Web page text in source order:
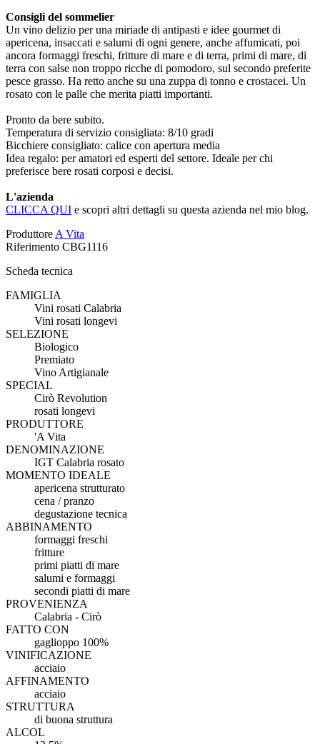
Consigli del sommelier
Un vino delizio per una miriade di antipasti e idee gourmet di
apericena, insaccati e salumi di ogni genere, anche affumicati, poi
ancora formaggi freschi, fritture di mare e di terra, primi di mare, di
terra con salse non troppo ricche di pomodoro, sul secondo preferite
pesce grasso. Ha retto anche su una zuppa di tonno e crostacei. Un
rosato con le palle che merita piatti importanti.
Pronto da bere subito.
Temperatura di servizio consigliata: 8/10 gradi
Bicchiere consigliato: calice con apertura media
Idea regalo: per amatori ed esperti del settore. Ideale per chi
preferisce bere rosati corposi e decisi.
L'azienda
CLICCA QUI e scopri altri dettagli su questa azienda nel mio blog.
ProduttoreA Vita
Riferimento CBG1116
Scheda tecnica
FAMIGLIA
Vini rosati Calabria
Vini rosati longevi
SELEZIONE
Biologico
Premiato
Vino Artigianale
SPECIAL
Cirò Revolution
rosati longevi
PRODUTTORE
'A Vita
DENOMINAZIONE
IGT Calabria rosato
MOMENTO IDEALE
apericena strutturato
cena / pranzo
degustazione tecnica
ABBINAMENTO
formaggi freschi
fritture
primi piatti di mare
salumi e formaggi
secondi piatti di mare
PROVENIENZA
Calabria - Cirò
FATTO CON
gaglioppo 100%
VINIFICAZIONE
acciaio
AFFINAMENTO
acciaio
STRUTTURA
di buona struttura
ALCOL